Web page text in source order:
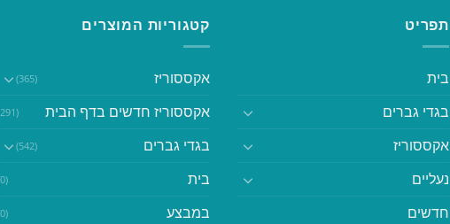
תפריט
בית
בגדי גברים
אקססוריז
נעליים
חדשים
קטגוריות המוצרים
אקססוריז (365)
אקססוריז חדשים בדף הבית (291)
בגדי גברים (542)
בית (0)
במבצע (0)